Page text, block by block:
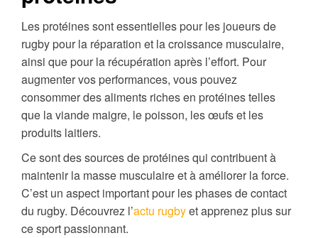
Les protéines sont essentielles pour les joueurs de
rugby pour la réparation et la croissance musculaire,
ainsi que pour la récupération après l’effort. Pour
augmenter vos performances, vous pouvez
consommer des aliments riches en protéines telles
que la viande maigre, le poisson, les œufs et les
produits laitiers.
Ce sont des sources de protéines qui contribuent à
maintenir la masse musculaire et à améliorer la force.
C’est un aspect important pour les phases de contact
du rugby. Découvrez l’actu rugbyet apprenez plus sur
ce sport passionnant.